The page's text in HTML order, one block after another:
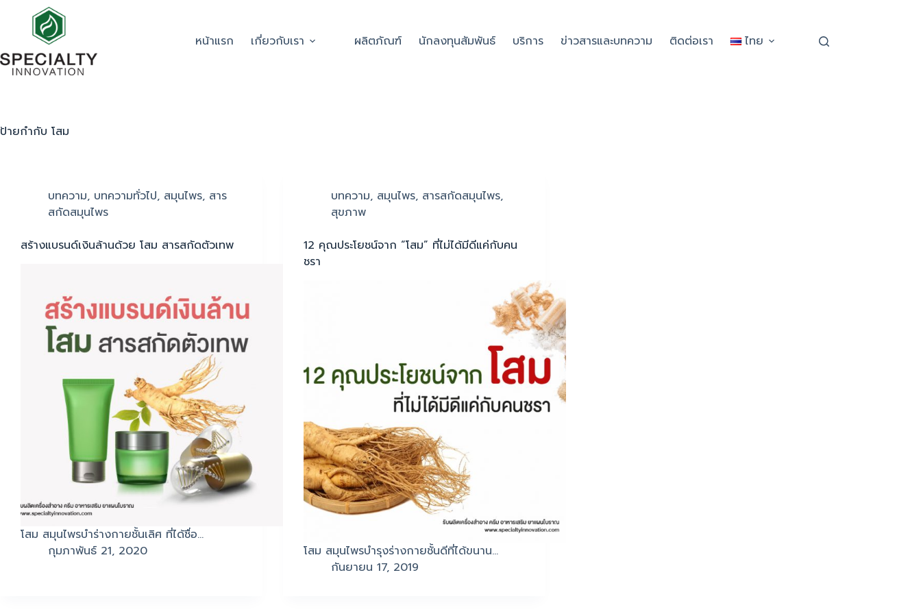
หน้าแรก เกี่ยวกับเรา ผลิตภัณฑ์ นักลงทุนสัมพันธ์ บริการ ข่าวสารและบทความ ติดต่อเรา ไทย
ป้ายกำกับ โสม
บทความ, บทความทั่วไป, สมุนไพร, สาร
สกัดสมุนไพร
สร้างแบรนด์เงินล้านด้วย โสม สารสกัดตัวเทพ
โสม สมุนไพรบำร่างกายชั้นเลิศ ที่ได้ชื่อ…
กุมภาพันธ์ 21, 2020
บทความ, สมุนไพร, สารสกัดสมุนไพร,
สุขภาพ
12 คุณประโยชน์จาก “โสม” ที่ไม่ได้มีดีแค่กับคน
ชรา
โสม สมุนไพรบำรุงร่างกายชั้นดีที่ได้ขนาน…
กันยายน 17, 2019